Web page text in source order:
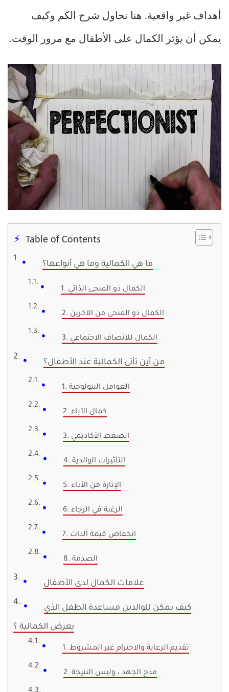
أهداف غير واقعية. هنا نحاول شرح الكم وكيف
يمكن أن يؤثر الكمال على الأطفال مع مرور الوقت.
Table of Contents
ما هي الكمالية وما هي أنواعها؟
1. الكمال ذو المنحى الذاتي
2. الكمال ذو المنحى من الآخرين
3. الكمال للانصاف الاجتماعي
من أين تأتي الكمالية عند الأطفال؟
1. العوامل البيولوجية
2. كمال الآباء
3. الضغط الأكاديمي
4. التأثيرات الوالدية
5. الإثارة من الأداء
6. الرغبة في الرجاء
7. انخفاض قيمة الذات
8. الصدمة
علامات الكمال لدى الأطفال
كيف يمكن للوالدين مساعدة الطفل الذي
يعرض الكمالية ؟
1. تقديم الرعاية والاحترام غير المشروط
2. مدح الجهد ، وليس النتيجة